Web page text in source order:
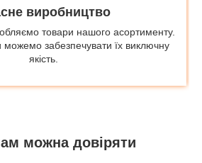
виробництво
товари нашого асортименту.
забезпечувати їх виключну
якість.
можна довіряти